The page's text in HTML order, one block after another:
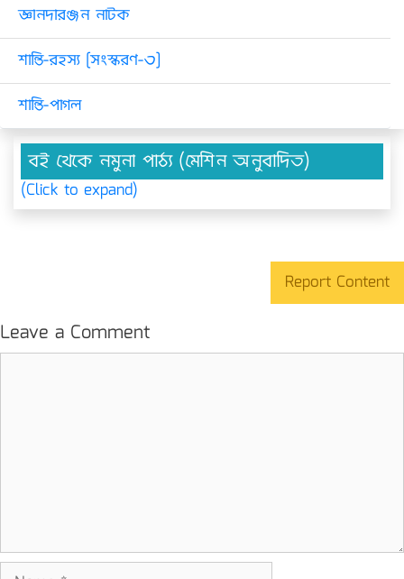
জ্ঞানদারঞ্জন নাটক
শান্তি-রহস্য [সংস্করণ-৩]
শান্তি-পাগল
বই থেকে নমুনা পাঠ্য (মেশিন অনুবাদিত)
(Click to expand)
Report Content
Leave a Comment
Name